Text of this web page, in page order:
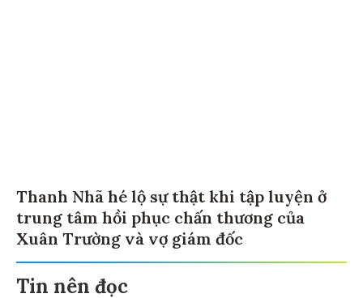
Thanh Nhã hé lộ sự thật khi tập luyện ở
trung tâm hồi phục chấn thương của
Xuân Trường và vợ giám đốc
Tin nên đọc